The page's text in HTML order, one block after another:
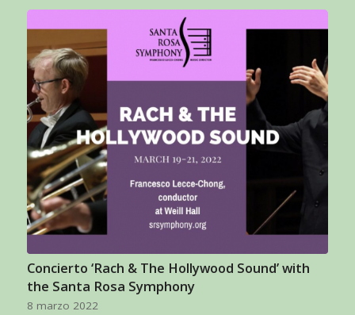
Concierto ‘Rach & The Hollywood Sound’ with
the Santa Rosa Symphony
8 marzo 2022